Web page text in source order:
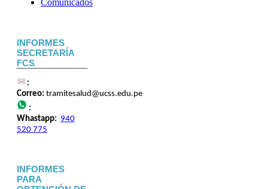
Comunicados
INFORMES
SECRETARÍA
FCS
:
Correo: tramitesalud@ucss.edu.pe
:
Whastapp: 940
520 775
INFORMES
PARA